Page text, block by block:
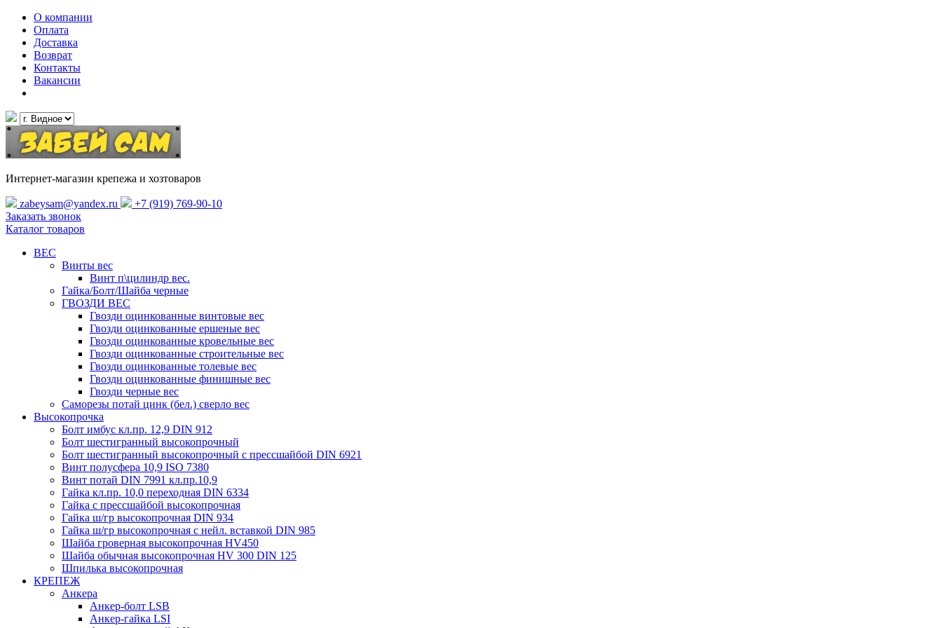
О компании
Оплата
Доставка
Возврат
Контакты
Вакансии
Интернет-магазин крепежа и хозтоваров
zabeysam@yandex.ru
+7 (919) 769-90-10
Заказать звонок
Каталог товаров
ВЕС
Винты вес
Винт п\цилиндр вес.
Гайка/Болт/Шайба черные
ГВОЗДИ ВЕС
Гвозди оцинкованные винтовые вес
Гвозди оцинкованные ершеные вес
Гвозди оцинкованные кровельные вес
Гвозди оцинкованные строительные вес
Гвозди оцинкованные толевые вес
Гвозди оцинкованные финишные вес
Гвозди черные вес
Саморезы потай цинк (бел.) сверло вес
Высокопрочка
Болт имбус кл.пр. 12,9 DIN 912
Болт шестигранный высокопрочный
Болт шестигранный высокопрочный с прессшайбой DIN 6921
Винт полусфера 10,9 ISO 7380
Винт потай DIN 7991 кл.пр.10,9
Гайка кл.пр. 10,0 переходная DIN 6334
Гайка с прессшайбой высокопрочная
Гайка ш/гр высокопрочная DIN 934
Гайка ш/гр высокопрочная с нейл. вставкой DIN 985
Шайба гроверная высокопрочная HV450
Шайба обычная высокопрочная HV 300 DIN 125
Шпилька высокопрочная
КРЕПЕЖ
Анкера
Анкер-болт LSB
Анкер-гайка LSI